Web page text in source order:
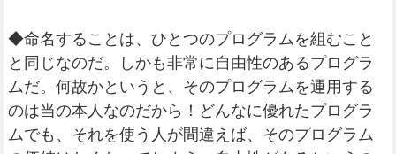
◆命名することは、ひとつのプログラムを組むこと
と同じなのだ。しかも非常に自由性のあるプログラ
ムだ。何故かというと、そのプログラムを運用する
のは当の本人なのだから！どんなに優れたプログラ
ムでも、それを使う人が間違えば、そのプログラム